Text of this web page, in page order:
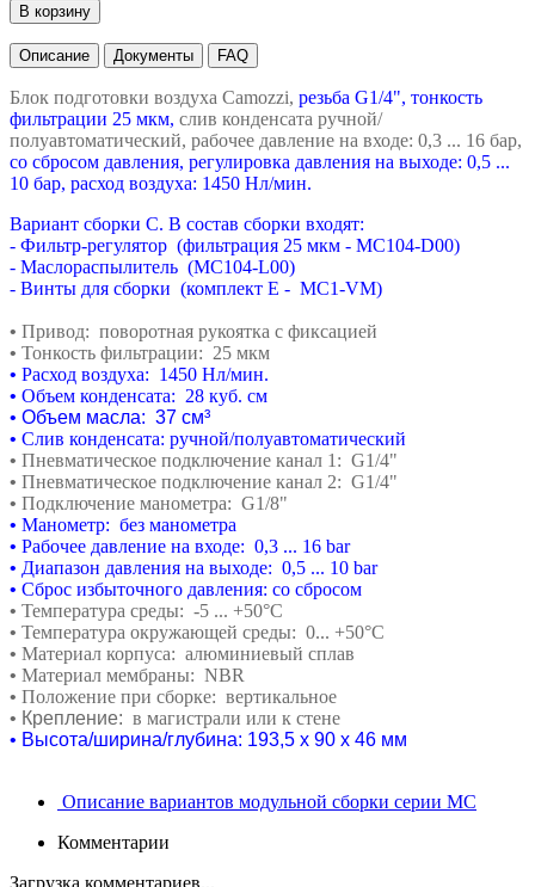
В корзину
Описание Документы FAQ
Блок подготовки воздуха Camozzi, резьба G1/4", тонкость
фильтрации 25 мкм, слив конденсата ручной/
полуавтоматический, рабочее давление на входе: 0,3 ... 16 бар,
со сбросом давления, регулировка давления на выходе: 0,5 ...
10 бар, расход воздуха: 1450 Нл/мин.
Вариант сборки C. В состав сборки входят:
- Фильтр-регулятор (фильтрация 25 мкм - MC104-D00)
- Маслораспылитель (MC104-L00)
- Винты для сборки (комплект E - MC1-VM)
• Привод: поворотная рукоятка с фиксацией
• Тонкость фильтрации: 25 мкм
• Расход воздуха: 1450 Нл/мин.
• Объем конденсата: 28 куб. см
• Объем масла: 37 см³
• Слив конденсата: ручной/полуавтоматический
• Пневматическое подключение канал 1: G1/4"
• Пневматическое подключение канал 2: G1/4"
• Подключение манометра: G1/8"
• Манометр: без манометра
• Рабочее давление на входе: 0,3 ... 16 bar
• Диапазон давления на выходе: 0,5 ... 10 bar
• Сброс избыточного давления: со сбросом
• Температура среды: -5 ... +50°C
• Температура окружающей среды: 0... +50°C
• Материал корпуса: алюминиевый сплав
• Материал мембраны: NBR
• Положение при сборке: вертикальное
• Крепление: в магистрали или к стене
• Высота/ширина/глубина: 193,5 х 90 х 46 мм
Описание вариантов модульной сборки серии MC
Комментарии
Загрузка комментариев...